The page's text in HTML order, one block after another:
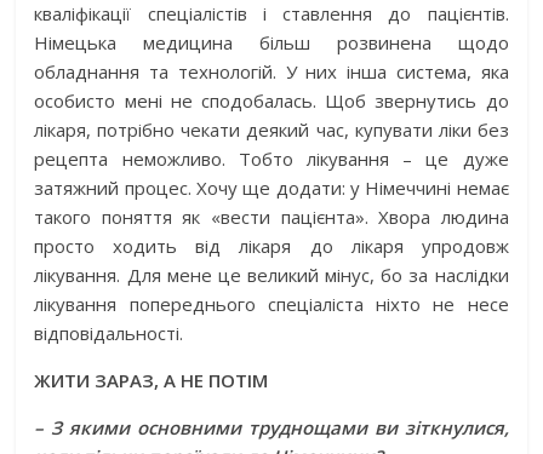
кваліфікації спеціалістів і ставлення до пацієнтів.
Німецька медицина більш розвинена щодо
обладнання та технологій. У них інша система, яка
особисто мені не сподобалась. Щоб звернутись до
лікаря, потрібно чекати деякий час, купувати ліки без
рецепта неможливо. Тобто лікування – це дуже
затяжний процес. Хочу ще додати: у Німеччині немає
такого поняття як «вести пацієнта». Хвора людина
просто ходить від лікаря до лікаря упродовж
лікування. Для мене це великий мінус, бо за наслідки
лікування попереднього спеціаліста ніхто не несе
відповідальності.
ЖИТИ ЗАРАЗ, А НЕ ПОТІМ
– З якими основними труднощами ви зіткнулися,